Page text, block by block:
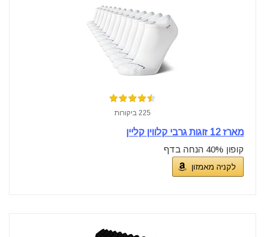
225 ביקורות
מארז 12 זוגות גרבי קלווין קליין
קופון 40% הנחה בדף
לקניה מאמזון